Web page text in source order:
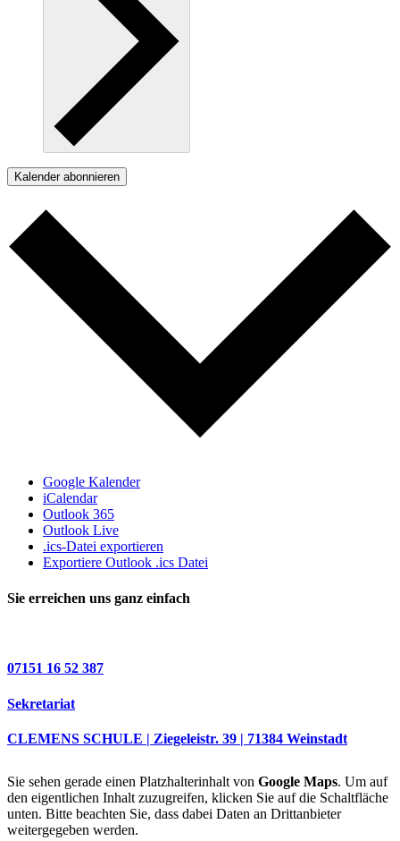
Kalender abonnieren
Google Kalender
iCalendar
Outlook 365
Outlook Live
.ics-Datei exportieren
Exportiere Outlook .ics Datei
Sie erreichen uns ganz einfach
07151 16 52 387
Sekretariat
CLEMENS SCHULE | Ziegeleistr. 39 | 71384 Weinstadt
Sie sehen gerade einen Platzhalterinhalt von Google Maps. Um auf
den eigentlichen Inhalt zuzugreifen, klicken Sie auf die Schaltfläche
unten. Bitte beachten Sie, dass dabei Daten an Drittanbieter
weitergegeben werden.